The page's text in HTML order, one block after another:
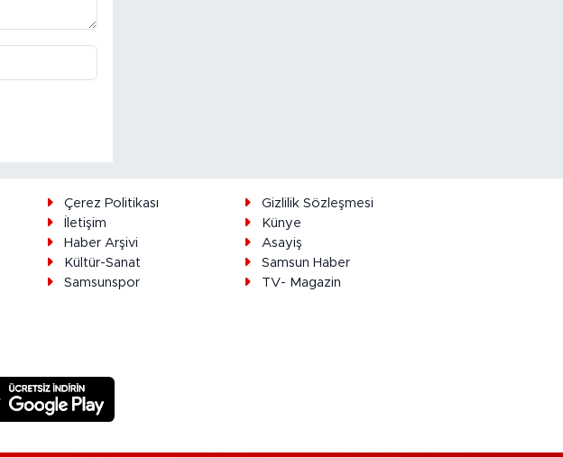
Çerez Politikası
Gizlilik Sözleşmesi
İletişim
Künye
Haber Arşivi
Asayiş
Kültür-Sanat
Samsun Haber
Samsunspor
TV- Magazin